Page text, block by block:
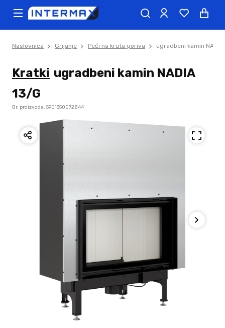
Naslovnica Grijanje Peći na kruta goriva ugradbeni kamin
Kratki ugradbeni kamin NADIA
13/G
Br. proizvoda: 5901350072844